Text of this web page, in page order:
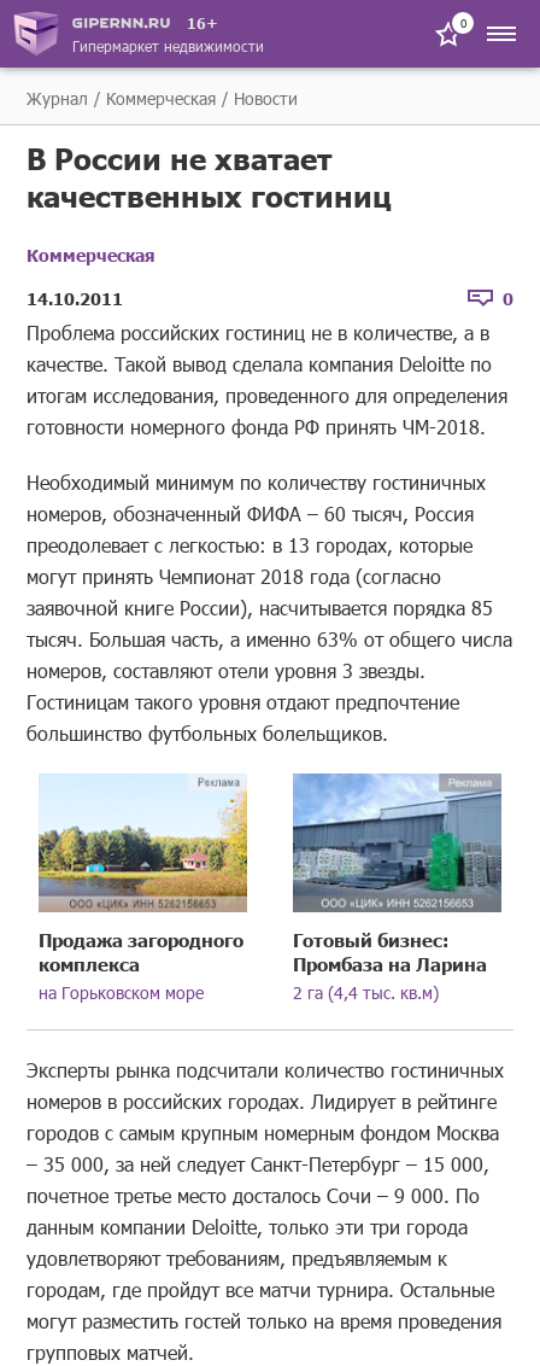
16+
Гипермаркет недвижимости
0
Журнал Коммерческая Новости
В России не хватает
качественных гостиниц
Коммерческая
14.10.2011
0
Проблема российских гостиниц не в количестве, а в
качестве. Такой вывод сделала компания Deloitte по
итогам исследования, проведенного для определения
готовности номерного фонда РФ принять ЧМ-2018.
Необходимый минимум по количеству гостиничных
номеров, обозначенный ФИФА – 60 тысяч, Россия
преодолевает с легкостью: в 13 городах, которые
могут принять Чемпионат 2018 года (согласно
заявочной книге России), насчитывается порядка 85
тысяч. Большая часть, а именно 63% от общего числа
номеров, составляют отели уровня 3 звезды.
Гостиницам такого уровня отдают предпочтение
большинство футбольных болельщиков.
Продажа загородного
комплекса
на Горьковском море
Готовый бизнес:
Промбаза на Ларина
2 га (4,4 тыс. кв.м)
Эксперты рынка подсчитали количество гостиничных
номеров в российских городах. Лидирует в рейтинге
городов с самым крупным номерным фондом Москва
– 35 000, за ней следует Санкт-Петербург – 15 000,
почетное третье место досталось Сочи – 9 000. По
данным компании Deloitte, только эти три города
удовлетворяют требованиям, предъявляемым к
городам, где пройдут все матчи турнира. Остальные
могут разместить гостей только на время проведения
групповых матчей.